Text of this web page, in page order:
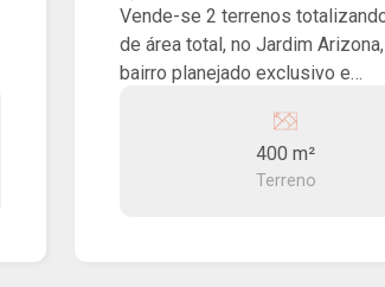
Vende-se 2 terrenos
de área total, no Jardim
bairro planejado exclusivo e
oeste da cidade de Franca-SP. Com
fácil acesso à Rodovia Cândido
Portinari, Hospital São Joaquim,
400 m²
Terreno